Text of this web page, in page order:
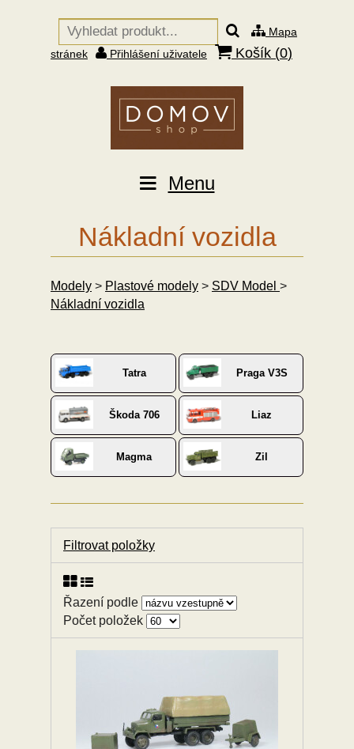
Mapa
stránek
Přihlášení uživatele Košík (0)
Menu
Nákladní vozidla
Modely > Plastové modely > SDV Model >
Nákladní vozidla
Tatra Praga V3S
Škoda 706 Liaz
Magma Zil
Filtrovat položky
Řazení podle
Počet položek